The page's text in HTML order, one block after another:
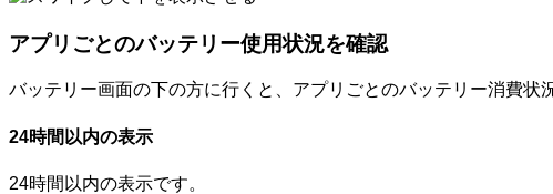
アプリごとのバッテリー使用状況を確認
バッテリー画面の下の方に行くと、アプリごとのバッテリー消費状
24時間以内の表示
24時間以内の表示です。